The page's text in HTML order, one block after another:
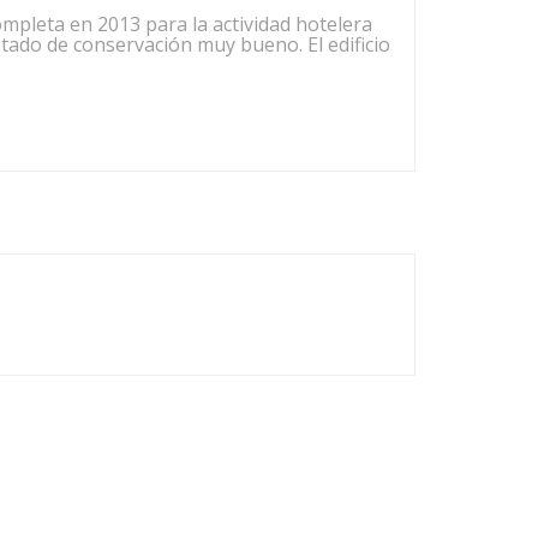
en 2013 para la actividad hotelera
de conservación muy bueno. El edificio